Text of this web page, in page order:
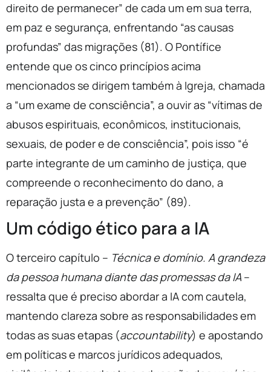
direito de permanecer” de cada um em sua terra,
em paz e segurança, enfrentando “as causas
profundas” das migrações (81). O Pontífice
entende que os cinco princípios acima
mencionados se dirigem também à Igreja, chamada
a “um exame de consciência”, a ouvir as “vítimas de
abusos espirituais, econômicos, institucionais,
sexuais, de poder e de consciência”, pois isso “é
parte integrante de um caminho de justiça, que
compreende o reconhecimento do dano, a
reparação justa e a prevenção” (89).
Um código ético para a IA
O terceiro capítulo – Técnica e domínio. A grandeza
da pessoa humana diante das promessas da IA –
ressalta que é preciso abordar a IA com cautela,
mantendo clareza sobre as responsabilidades em
todas as suas etapas (accountability) e apostando
em políticas e marcos jurídicos adequados,